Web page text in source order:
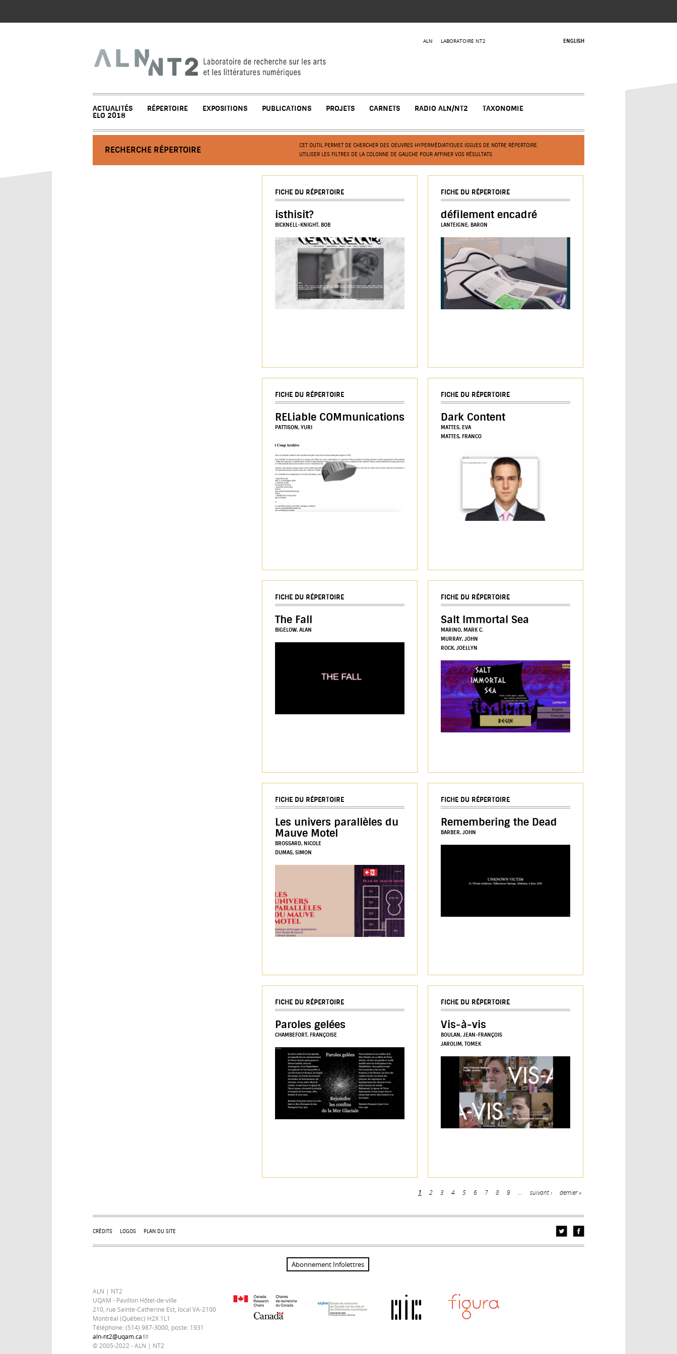
ALN LABORATOIRE NT2 ENGLISH
RECHERCHE RÉPERTOIRE
CET OUTIL PERMET DE CHERCHER DES OEUVRES HYPERMÉDIATIQUES ISSUES DE NOTRE RÉPERTOIRE.
UTILISER LES FILTRES DE LA COLONNE DE GAUCHE POUR AFFINER VOS RÉSULTATS.
FICHE DU RÉPERTOIRE
isthisit?
BICKNELL-KNIGHT, BOB
FICHE DU RÉPERTOIRE
défilement encadré
LANTEIGNE, BARON
FICHE DU RÉPERTOIRE
RELiable COMmunications
PATTISON, YURI
FICHE DU RÉPERTOIRE
Dark Content
MATTES, EVA
MATTES, FRANCO
FICHE DU RÉPERTOIRE
The Fall
BIGELOW, ALAN
FICHE DU RÉPERTOIRE
Salt Immortal Sea
MARINO, MARK C.
MURRAY, JOHN
ROCK, JOELLYN
FICHE DU RÉPERTOIRE
Les univers parallèles du
Mauve Motel
BROSSARD, NICOLE
DUMAS, SIMON
FICHE DU RÉPERTOIRE
Remembering the Dead
BARBER, JOHN
FICHE DU RÉPERTOIRE
Paroles gelées
CHAMBEFORT, FRANÇOISE
FICHE DU RÉPERTOIRE
Vis-à-vis
BOULAN, JEAN-FRANÇOIS
JAROLIM, TOMEK
Pages
1 2 3 4 5 6 7 8 9 suivant › dernier »
ACTUALITÉS RÉPERTOIRE EXPOSITIONS PUBLICATIONS PROJETS CARNETS RADIO ALN/NT2 TAXONOMIE
ELO 2018
CRÉDITS LOGOS PLAN DU SITE
Abonnement Infolettres
ALN | NT2
UQAM - Pavillon Hôtel-de-ville
210, rue Sainte-Catherine Est, local VA-2100
Montréal (Québec) H2X 1L1
Téléphone: (514) 987-3000, poste: 1931
aln-nt2@uqam.ca(link sends e-mail)
© 2005-2022 - ALN | NT2